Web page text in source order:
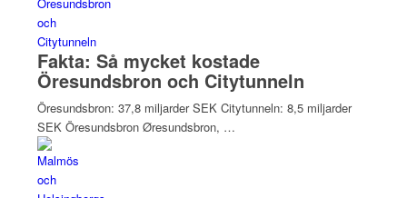
Fakta: Så mycket kostade
Öresundsbron och Citytunneln
Öresundsbron: 37,8 miljarder SEK Citytunneln: 8,5 miljarder
SEK Öresundsbron Øresundsbron, …